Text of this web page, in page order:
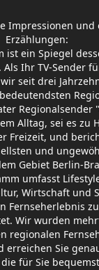
Impressionen
Erzählungen:
ist ein Spiegel
Als Ihr TV-Sender
seit drei
Regionalsender
Alltag, sei es zu
Freizeit, und
und
Gebiet Berlin-
umfasst
Wirtschaft und
Fernseherlebnis
Wir wurden
regionalen
erreichen Sie
für Sie